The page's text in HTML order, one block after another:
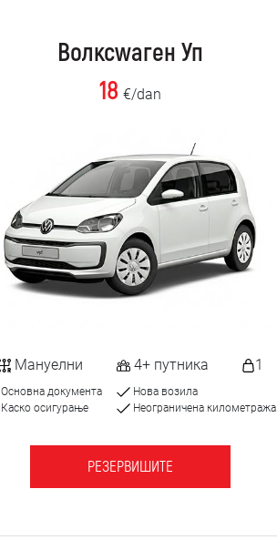
Волксwаген Уп
18 €/dan
Мануелни 4+ путника 1
Основна документа
Каско осигурање
Нова возила
Неограничена километража
РЕЗЕРВИШИТЕ